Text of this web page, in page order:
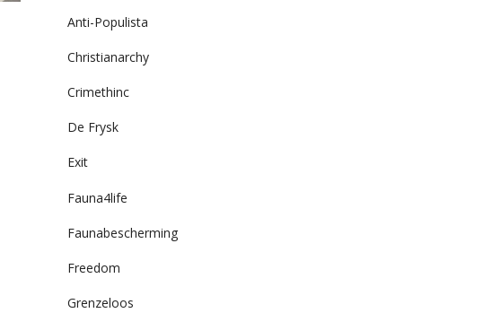
Anti-Populista
Christianarchy
Crimethinc
De Frysk
Exit
Fauna4life
Faunabescherming
Freedom
Grenzeloos